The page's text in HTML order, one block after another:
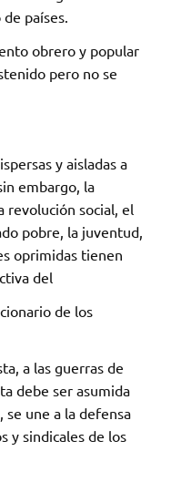
países.
obrero y popular
pero no se
y aisladas a
embargo, la
revolución social, el
pobre, la juventud,
oprimidas tienen
del
de los
a las guerras de
debe ser asumida
une a la defensa
y sindicales de los